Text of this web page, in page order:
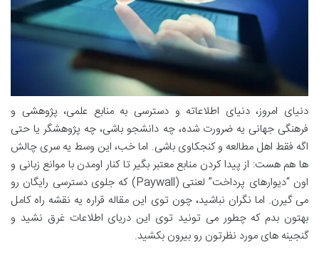
دنیای امروز، دنیای اطلاعاته و دسترسی به منابع علمی، پژوهشی و
فرهنگی جهانی یه ضرورت شده، چه دانشجو باشی، چه پژوهشگر یا حتی
اگه فقط اهل مطالعه و کنجکاوی باشی. اما خب، این وسط یه سری چالش
ها هم هست: از پیدا کردن منابع معتبر بگیر تا کنار اومدن با موانع زبانی و
اون “دیوارهای پرداخت” لعنتی (Paywall) که جلوی دسترسی رایگان رو
می گیرن. اما نگران نباشید، چون توی این مقاله قراره یه نقشه راه کامل
بهتون بدم که چطور می تونید توی این دریای اطلاعات غرق نشید و
گنجینه های مورد نظرتون رو بیرون بکشید.